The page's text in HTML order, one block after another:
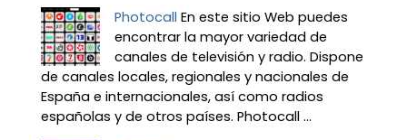
Photocall En este sitio Web puedes
encontrar la mayor variedad de
canales de televisión y radio. Dispone
de canales locales, regionales y nacionales de
España e internacionales, así como radios
españolas y de otros países. Photocall ...